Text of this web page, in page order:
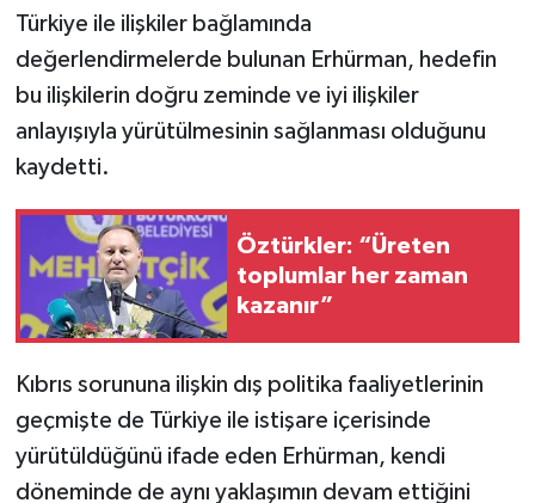
Türkiye ile ilişkiler bağlamında
değerlendirmelerde bulunan Erhürman, hedefin
bu ilişkilerin doğru zeminde ve iyi ilişkiler
anlayışıyla yürütülmesinin sağlanması olduğunu
kaydetti.
Öztürkler: “Üreten
toplumlar her zaman
kazanır”
Kıbrıs sorununa ilişkin dış politika faaliyetlerinin
geçmişte de Türkiye ile istişare içerisinde
yürütüldüğünü ifade eden Erhürman, kendi
döneminde de aynı yaklaşımın devam ettiğini